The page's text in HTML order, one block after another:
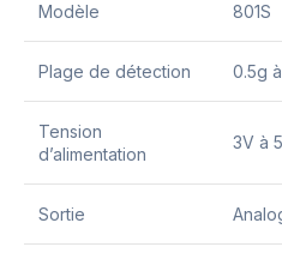
Modèle 801S
Plage de détection 0.5g
Tension
d’alimentation
3V à
Sortie